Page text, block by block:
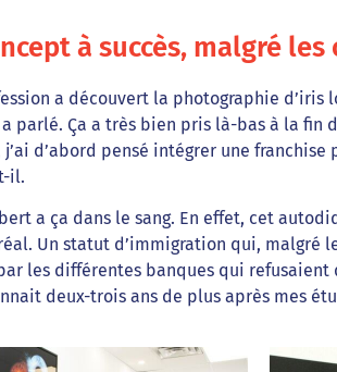
à succès, malgré les
a découvert la photographie d’iris
parlé. Ça a très bien pris là-bas à la fin
j’ai d’abord pensé intégrer une
il.
a ça dans le sang. En effet, cet
Un statut d’immigration qui, malgré
les différentes banques qui
deux-trois ans de plus après mes